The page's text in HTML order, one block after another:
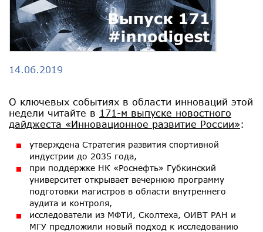
14.06.2019
О ключевых событиях в области инноваций этой
недели читайте в 171-м выпуске новостного
дайджеста «Инновационное развитие России»:
утверждена Стратегия развития спортивной
индустрии до 2035 года,
при поддержке НК «Роснефть» Губкинский
университет открывает вечернюю программу
подготовки магистров в области внутреннего
аудита и контроля,
исследователи из МФТИ, Сколтеха, ОИВТ РАН и
МГУ предложили новый подход к исследованию